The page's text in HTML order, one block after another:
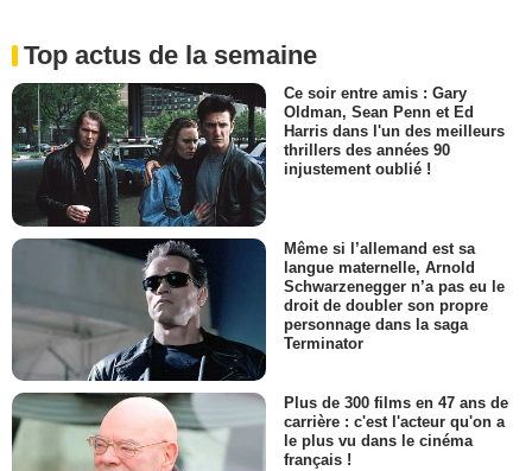
Top actus de la semaine
Ce soir entre amis : Gary
Oldman, Sean Penn et Ed
Harris dans l'un des meilleurs
thrillers des années 90
injustement oublié !
Même si l’allemand est sa
langue maternelle, Arnold
Schwarzenegger n’a pas eu le
droit de doubler son propre
personnage dans la saga
Terminator
Plus de 300 films en 47 ans de
carrière : c'est l'acteur qu'on a
le plus vu dans le cinéma
français !